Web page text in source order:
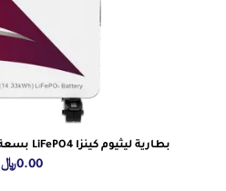
بطارية ليثيوم كينزا LiFePO4 بسعة 280 أمبير 14.33 كيلوواط
0.00﷼